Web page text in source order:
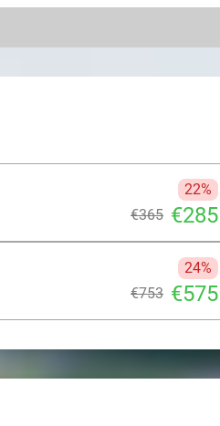
in het zwembad, probeer een
of bezoek het stadje Luzy.
22%
€365 €285
24%
€753 €575